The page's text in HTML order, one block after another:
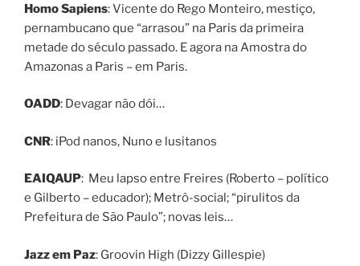
Homo Sapiens: Vicente do Rego Monteiro, mestiço,
pernambucano que “arrasou” na Paris da primeira
metade do século passado. E agora na Amostra do
Amazonas a Paris – em Paris.
OADD: Devagar não dói…
CNR: iPod nanos, Nuno e lusitanos
EAIQAUP: Meu lapso entre Freires (Roberto – político
e Gilberto – educador); Metrô-social; “pirulitos da
Prefeitura de São Paulo”; novas leis…
Jazz em Paz: Groovin High (Dizzy Gillespie)